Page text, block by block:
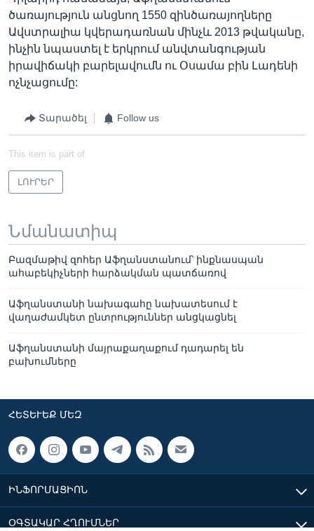
ծառայություն անցնող 1550 զինծառայողները
Ավստրալիա կվերադառնան մինչև 2013 թվականը,
ինչին նպաստել է երկրում անվտանգության
իրավիճակի բարելավումն ու Օսամա բին Լադենի
ոչնչացումը:
Տարածել Follow us
This item is part of
ԼՈՒՐԵՐ
Նմանատիպ
Բազմաթիվ զոհեր Աֆղանստանում՝ ինքնասպան
ահաբեկիչների հարձակման պատճառով
Աֆղանստանի նախագահը նախատեսում է
վաղաժամկետ ընտրություններ անցկացնել
Աֆղանստանի մայրաքաղաքում դադարել են
բախումները
ՀԵՏԵՒԵՔ ՄԵԶ
ԻՆՖՈՐՄԱՑԻՈՆ
ՕԳՏԱԿԱՐ ՀՂՈՒՄՆԵՐ